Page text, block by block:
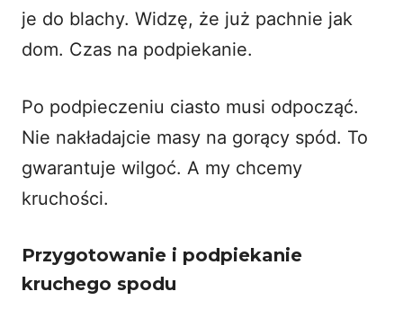
je do blachy. Widzę, że już pachnie jak
dom. Czas na podpiekanie.
Po podpieczeniu ciasto musi odpocząć.
Nie nakładajcie masy na gorący spód. To
gwarantuje wilgoć. A my chcemy
kruchości.
Przygotowanie i podpiekanie
kruchego spodu